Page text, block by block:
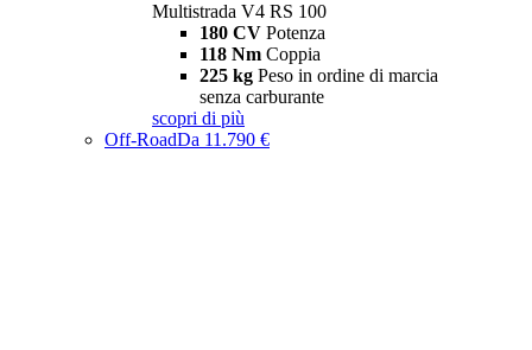
Multistrada V4 RS 100
180 CV Potenza
118 Nm Coppia
225 kg Peso in ordine di marcia
senza carburante
scopri di più
Off-RoadDa 11.790 €